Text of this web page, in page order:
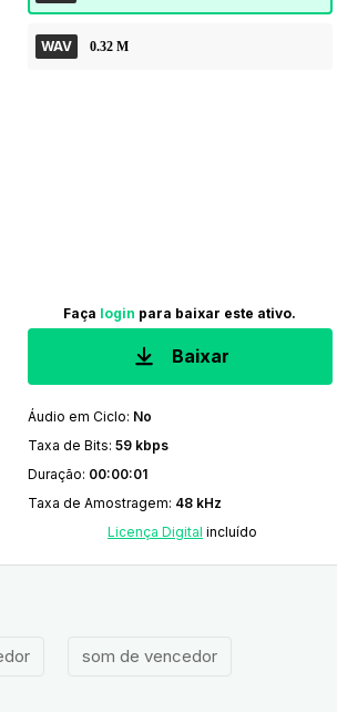
WAV 0.32 M
Faça login para baixar este ativo.
Baixar
Áudio em Ciclo: No
Taxa de Bits: 59 kbps
Duração: 00:00:01
Taxa de Amostragem: 48 kHz
Licença Digital incluído
som de vencedor